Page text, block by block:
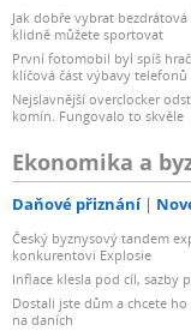
Jak dobře vybrat
klidně můžete sportovat
První fotomobil byl spíš
klíčová část výbavy telefonů
Nejslavnější overclocker
komín. Fungovalo to skvěle
Ekonomika a
Daňové přiznání
Český byznysový tandem
konkurentovi Explosie
Inflace klesla pod cíl, sazby
Dostali jste dům a chcete
na daních